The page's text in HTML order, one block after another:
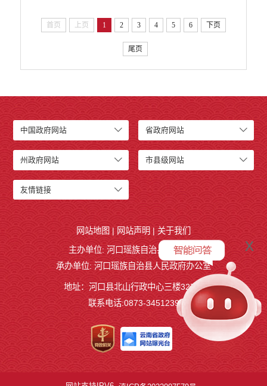
首页 上页 1 2 3 4 5 6 下页
尾页
中国政府网站 省政府网站
州政府网站 市县级网站
友情链接
网站地图 | 网站声明 | 关于我们
主办单位: 河口瑶族自治县人民政府
承办单位: 河口瑶族自治县人民政府办公室
地址：河口县北山行政中心三楼327室
联系电话:0873-3451239
x